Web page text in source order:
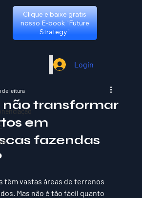
Clique e baixe gratis
nosso E-book "Future
Strategy"
Login
não transformar
em
fazendas
de leitura
NaN de 5 estrelas.
têm vastas áreas de terrenos
Mas não é tão fácil quanto